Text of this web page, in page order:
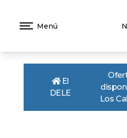
Menú
El
DELE
Los